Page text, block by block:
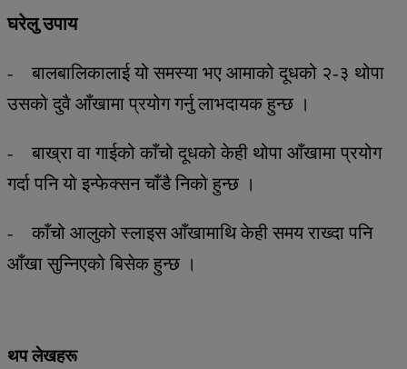
घरेलु उपाय
- बालबालिकालाई यो समस्या भए आमाको दूधको २-३ थोपा
उसको दुवै आँखामा प्रयोग गर्नु लाभदायक हुन्छ ।
- बाख्रा वा गाईको काँचो दूधको केही थोपा आँखामा प्रयोग
गर्दा पनि यो इन्फेक्सन चाँडै निको हुन्छ ।
- काँचो आलुको स्लाइस आँखामाथि केही समय राख्दा पनि
आँखा सुन्निएको बिसेक हुन्छ ।
थप लेखहरू